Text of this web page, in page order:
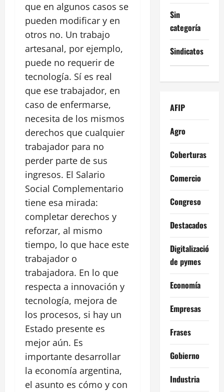
que en algunos casos se
pueden modificar y en
otros no. Un trabajo
artesanal, por ejemplo,
puede no requerir de
tecnología. Sí es real
que ese trabajador, en
caso de enfermarse,
necesita de los mismos
derechos que cualquier
trabajador para no
perder parte de sus
ingresos. El Salario
Social Complementario
tiene esa mirada:
completar derechos y
reforzar, al mismo
tiempo, lo que hace este
trabajador o
trabajadora. En lo que
respecta a innovación y
tecnología, mejora de
los procesos, si hay un
Estado presente es
mejor aún. Es
importante desarrollar
la economía argentina,
el asunto es cómo y con
Sin
categoría
Sindicatos
AFIP
Agro
Coberturas
Comercio
Congreso
Destacados
Digitalización
de pymes
Economía
Empresas
Frases
Gobierno
Industria